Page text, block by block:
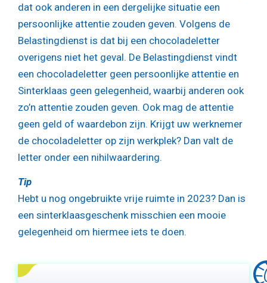
dat ook anderen in een dergelijke situatie een
persoonlijke attentie zouden geven. Volgens de
Belastingdienst is dat bij een chocoladeletter
overigens niet het geval. De Belastingdienst vindt
een chocoladeletter geen persoonlijke attentie en
Sinterklaas geen gelegenheid, waarbij anderen ook
zo’n attentie zouden geven. Ook mag de attentie
geen geld of waardebon zijn. Krijgt uw werknemer
de chocoladeletter op zijn werkplek? Dan valt de
letter onder een nihilwaardering.
Tip
Hebt u nog ongebruikte vrije ruimte in 2023? Dan is
een sinterklaasgeschenk misschien een mooie
gelegenheid om hiermee iets te doen.